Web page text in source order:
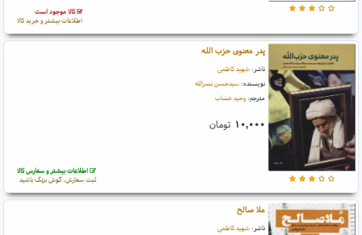
کالا موجود است
اطلاعات بیشتر و خرید کالا
پدر معنوی حزب الله
ناشر: شهید کاظمی
نویسنده: سیدحسن نصرالله
مترجم: وحید خضاب
۱۰,۰۰۰ تومان
اطلاعات بیشتر و سفارش کالا
ثبت سفارش، گوش بزنگ باشید
ملا صالح
ناشر: شهید کاظمی